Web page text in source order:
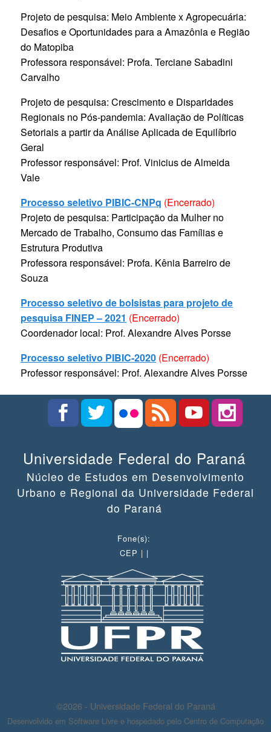
Projeto de pesquisa: Meio Ambiente x Agropecuária:
Desafios e Oportunidades para a Amazônia e Região
do Matopiba
Professora responsável: Profa. Terciane Sabadini
Carvalho
Projeto de pesquisa: Crescimento e Disparidades
Regionais no Pós-pandemia: Avaliação de Políticas
Setoriais a partir da Análise Aplicada de Equilíbrio
Geral
Professor responsável: Prof. Vinicius de Almeida
Vale
Processo seletivo PIBIC-CNPq (Encerrado)
Projeto de pesquisa: Participação da Mulher no
Mercado de Trabalho, Consumo das Famílias e
Estrutura Produtiva
Professora responsável: Profa. Kênia Barreiro de
Souza
Processo seletivo de bolsistas para projeto de
pesquisa FINEP – 2021 (Encerrado)
Coordenador local: Prof. Alexandre Alves Porsse
Processo seletivo PIBIC-2020 (Encerrado)
Professor responsável: Prof. Alexandre Alves Porsse
Universidade Federal do Paraná
Núcleo de Estudos em Desenvolvimento
Urbano e Regional da Universidade Federal
do Paraná
Fone(s):
CEP | |
©2026 - Universidade Federal do Paraná
Desenvolvido em Software Livre e hospedado pelo Centro de Computação